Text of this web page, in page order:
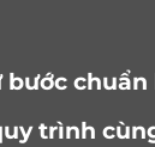
bước chuẩn
trình